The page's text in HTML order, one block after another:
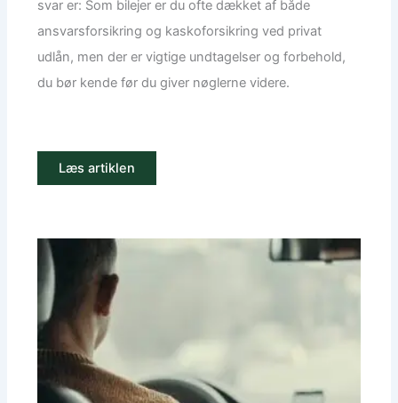
svar er: Som bilejer er du ofte dækket af både
ansvarsforsikring og kaskoforsikring ved privat
udlån, men der er vigtige undtagelser og forbehold,
du bør kende før du giver nøglerne videre.
Læs artiklen